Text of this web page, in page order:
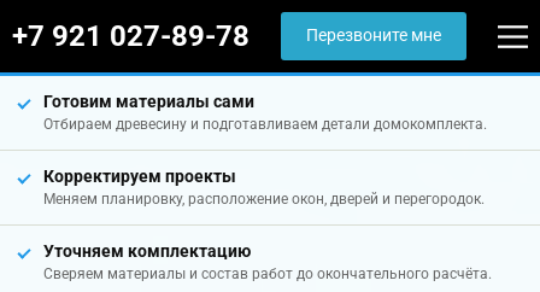
+7 921 027-89-78 Перезвоните мне
Готовим материалы сами
Отбираем древесину и подготавливаем детали домокомплекта.
Корректируем проекты
Меняем планировку, расположение окон, дверей и перегородок.
Уточняем комплектацию
Сверяем материалы и состав работ до окончательного расчёта.